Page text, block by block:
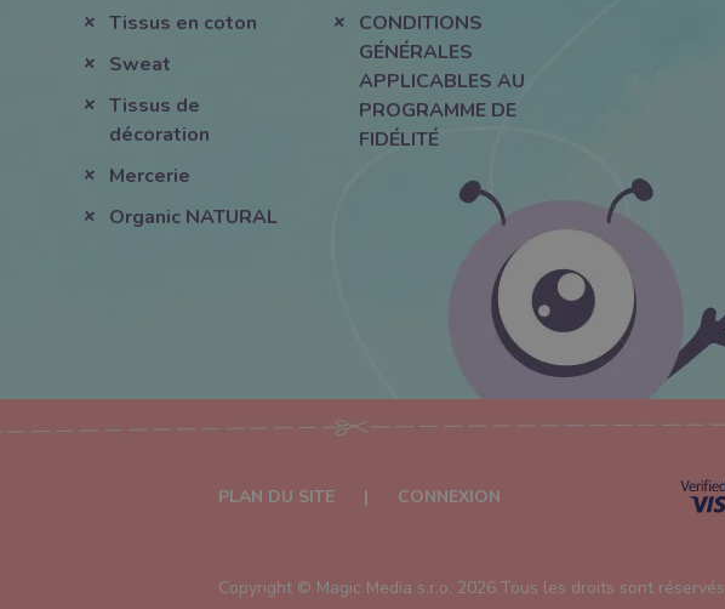
Tissus en coton
Sweat
Tissus de
décoration
Mercerie
Organic NATURAL
CONDITIONS
GÉNÉRALES
APPLICABLES AU
PROGRAMME DE
FIDÉLITÉ
PLAN DU SITE | CONNEXION
Copyright © Magic Media s.r.o. 2026 Tous les droits sont réservés